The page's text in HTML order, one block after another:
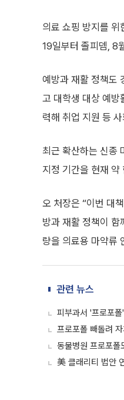
의료 쇼핑 방지를 위
19일부터 졸피뎀, 8
예방과 재활 정책도
고 대학생 대상 예방
력해 취업 지원 등
최근 확산하는 신종
지정 기간을 현재
오 처장은 “이번 대
방과 재활 정책이 함
량을 의료용 마약류
관련 뉴스
피부과서 '프로포
프로포폴 빼돌려
동물병원 프로포
美 클래리티 법안